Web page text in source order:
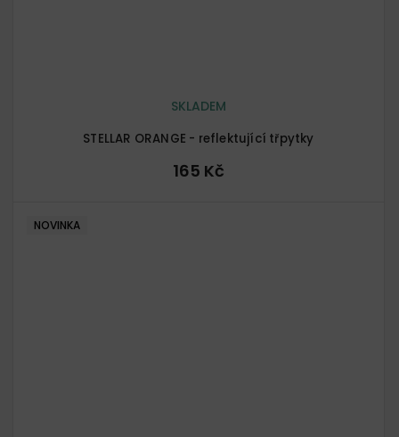
STELLAR ORANGE - reflektující třpytky
SKLADEM
165 Kč
NOVINKA